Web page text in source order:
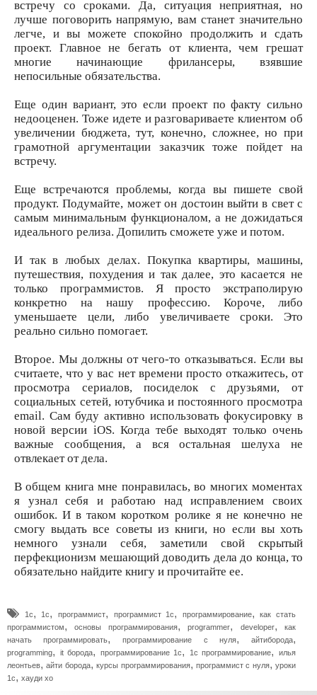
встречу со сроками. Да, ситуация неприятная, но
лучше поговорить напрямую, вам станет значительно
легче, и вы можете спокойно продолжить и сдать
проект. Главное не бегать от клиента, чем грешат
многие начинающие фрилансеры, взявшие
непосильные обязательства.
Еще один вариант, это если проект по факту сильно
недооценен. Тоже идете и разговариваете клиентом об
увеличении бюджета, тут, конечно, сложнее, но при
грамотной аргументации заказчик тоже пойдет на
встречу.
Еще встречаются проблемы, когда вы пишете свой
продукт. Подумайте, может он достоин выйти в свет с
самым минимальным функционалом, а не дожидаться
идеального релиза. Допилить сможете уже и потом.
И так в любых делах. Покупка квартиры, машины,
путешествия, похудения и так далее, это касается не
только программистов. Я просто экстраполирую
конкретно на нашу профессию. Короче, либо
уменьшаете цели, либо увеличиваете сроки. Это
реально сильно помогает.
Второе. Мы должны от чего-то отказываться. Если вы
считаете, что у вас нет времени просто откажитесь, от
просмотра сериалов, посиделок с друзьями, от
социальных сетей, ютубчика и постоянного просмотра
email. Сам буду активно использовать фокусировку в
новой версии iOS. Когда тебе выходят только очень
важные сообщения, а вся остальная шелуха не
отвлекает от дела.
В общем книга мне понравилась, во многих моментах
я узнал себя и работаю над исправлением своих
ошибок. И в таком коротком ролике я не конечно не
смогу выдать все советы из книги, но если вы хоть
немного узнали себя, заметили свой скрытый
перфекционизм мешающий доводить дела до конца, то
обязательно найдите книгу и прочитайте ее.
1c, 1с, программист, программист 1с, программирование,как стать
программистом,основы программирования,programmer, developer,как
начать программировать,программирование с нуля,айтиборода,
programming, it борода, программирование 1с, 1с программирование,илья
леонтьев,айти борода,курсы программирования, программист с нуля, уроки
1с, хауди хо